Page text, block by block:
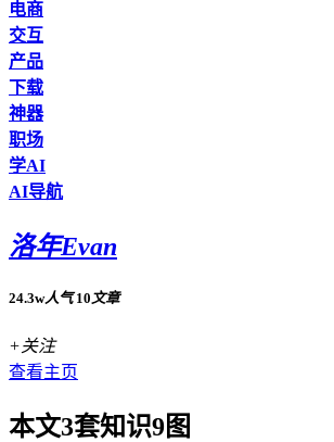
电商
交互
产品
下载
神器
职场
学AI
AI导航
洛年Evan
24.3w人气 10 文章
+关注
查看主页
本文3套知识9图